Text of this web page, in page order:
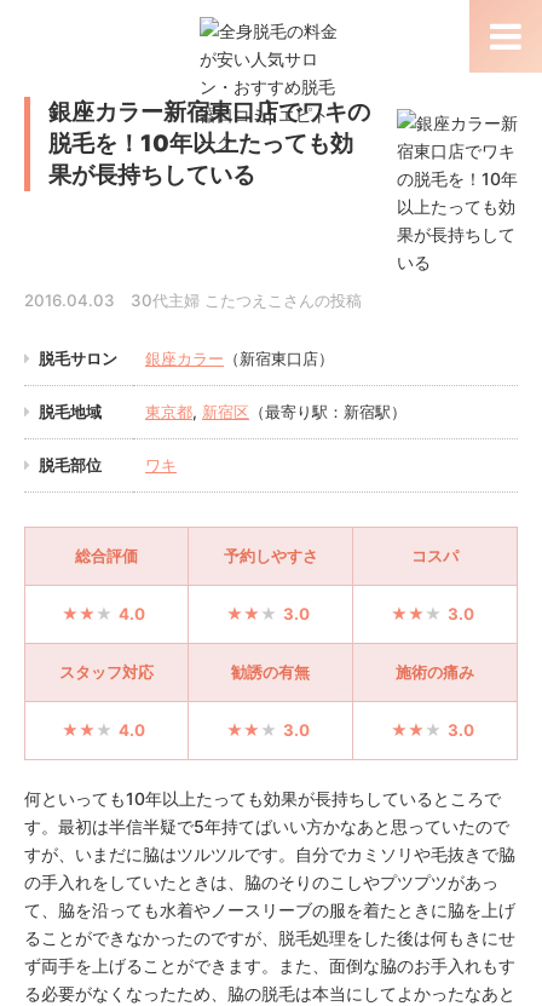
銀座カラー新宿東口店でワキの
脱毛を！10年以上たっても効
果が長持ちしている
2016.04.03 30代主婦 こたつえこさんの投稿
脱毛サロン 銀座カラー （新宿東口店）
脱毛地域 東京都, 新宿区 （最寄り駅：新宿駅）
脱毛部位 ワキ
総合評価 予約しやすさ コスパ
4.0 3.0 3.0
スタッフ対応 勧誘の有無 施術の痛み
4.0 3.0 3.0
何といっても10年以上たっても効果が長持ちしているところで
す。最初は半信半疑で5年持てばいい方かなあと思っていたので
すが、いまだに脇はツルツルです。自分でカミソリや毛抜きで脇
の手入れをしていたときは、脇のそりのこしやプツプツがあっ
て、脇を沿っても水着やノースリーブの服を着たときに脇を上げ
ることができなかったのですが、脱毛処理をした後は何もきにせ
ず両手を上げることができます。また、面倒な脇のお手入れもす
る必要がなくなったため、脇の脱毛は本当にしてよかったなあと